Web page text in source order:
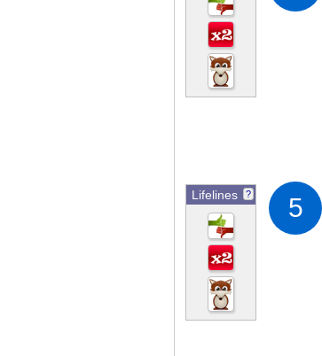
Lifelines ? 5